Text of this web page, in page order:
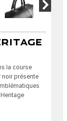
la course
noir présente